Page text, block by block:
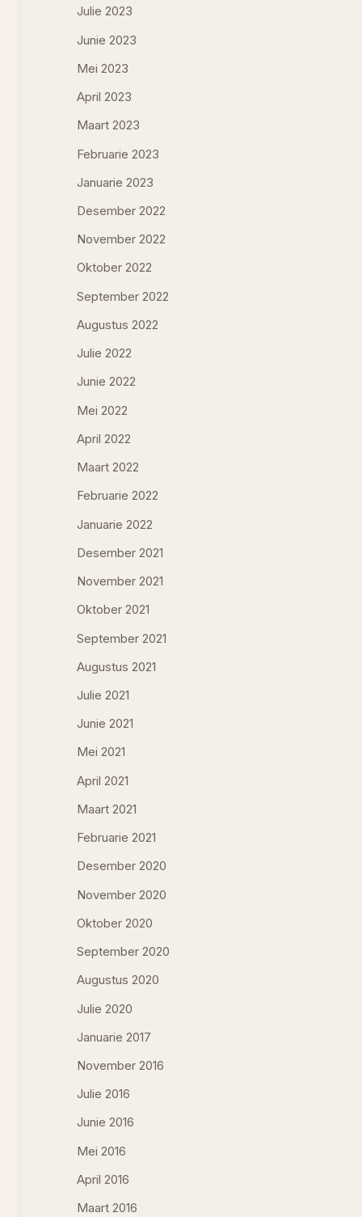
Julie 2023
Junie 2023
Mei 2023
April 2023
Maart 2023
Februarie 2023
Januarie 2023
Desember 2022
November 2022
Oktober 2022
September 2022
Augustus 2022
Julie 2022
Junie 2022
Mei 2022
April 2022
Maart 2022
Februarie 2022
Januarie 2022
Desember 2021
November 2021
Oktober 2021
September 2021
Augustus 2021
Julie 2021
Junie 2021
Mei 2021
April 2021
Maart 2021
Februarie 2021
Desember 2020
November 2020
Oktober 2020
September 2020
Augustus 2020
Julie 2020
Januarie 2017
November 2016
Julie 2016
Junie 2016
Mei 2016
April 2016
Maart 2016